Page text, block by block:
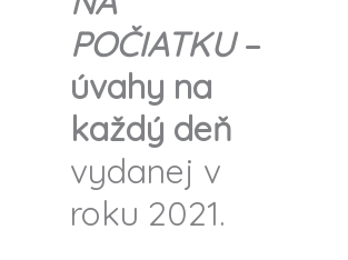
POČIATKU –
úvahy na
každý deň
vydanej v
roku 2021.